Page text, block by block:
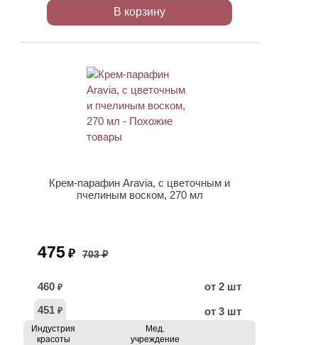
В корзину
Крем-парафин Aravia, с цветочным и
пчелиным воском, 270 мл
475 ₽ 703 ₽
460 ₽
от 2 шт
451 ₽ от 3 шт
Индустрия
красоты
Мед.
учреждение